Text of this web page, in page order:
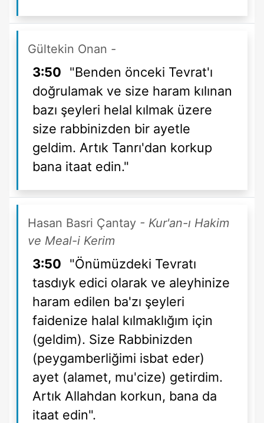
Gültekin Onan -
3:50
"Benden önceki Tevrat'ı
doğrulamak ve size haram kılınan
bazı şeyleri helal kılmak üzere
size rabbinizden bir ayetle
geldim. Artık Tanrı'dan korkup
bana itaat edin."
Hasan Basri Çantay - Kur'an-ı Hakim
ve Meal-i Kerim
3:50
"Önümüzdeki Tevratı
tasdıyk edici olarak ve aleyhinize
haram edilen ba'zı şeyleri
faidenize halal kılmaklığım için
(geldim). Size Rabbinizden
(peygamberliğimi isbat eder)
ayet (alamet, mu'cize) getirdim.
Artık Allahdan korkun, bana da
itaat edin".